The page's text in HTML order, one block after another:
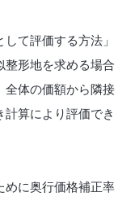
て評価する方法」
整形地を求める場合
全体の価額から隣接
算により評価でき
めに奥行価格補正率